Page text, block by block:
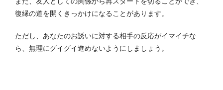
復縁の道を開くきっかけになることがあります。
ただし、あなたのお誘いに対する相手の反応がイマイチな
ら、無理にグイグイ進めないようにしましょう。